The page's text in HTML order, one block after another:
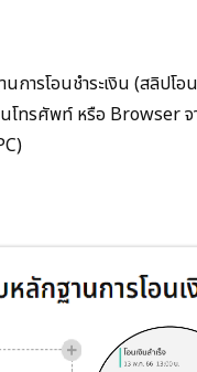
การโอนชำระเงิน (สลิปโอ
นโทรศัพท์ หรือ Browser จ